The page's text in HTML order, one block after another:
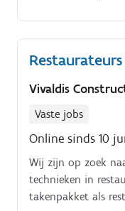
niet om te
Vivaldis
Vaste jobs
Online sinds 10
Wij zijn op zoek
technieken in
takenpakket als